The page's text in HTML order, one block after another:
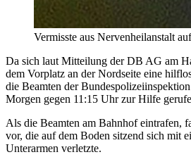
Vermisste aus Nervenheilanstalt
Da sich laut Mitteilung der DB AG am
dem Vorplatz an der Nordseite eine
die Beamten der
Morgen gegen 11:15 Uhr zur Hilfe
Als die Beamten am Bahnhof eintrafen,
vor, die auf dem Boden sitzend sich mit
Unterarmen verletzte.